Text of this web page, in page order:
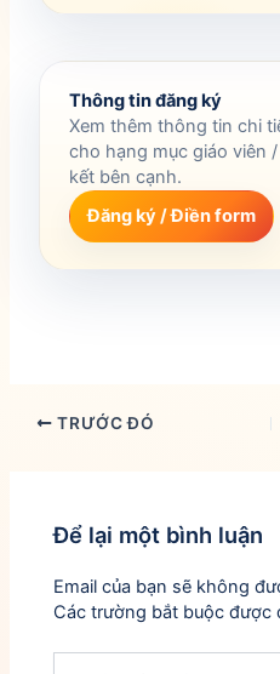
Thông tin đăng ký
Xem thêm thông tin chi
cho hạng mục giáo viên
kết bên cạnh.
Đăng ký / Điền form
TRƯỚC ĐÓ
Để lại một bình luận
Email của bạn sẽ không
Các trường bắt buộc được